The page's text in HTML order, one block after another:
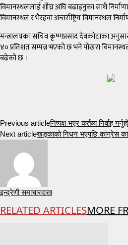
विमानस्थललाई शीघ्र अघि बढाइनुका साथै
विमानस्थल र भैरहवा अन्तर्राष्ट्रिय विमानस्थल
मन्त्रालयका सचिव कृष्णप्रसाद देवकोटाका
४० प्रतिशत सम्पन्न भएको छ भने पोखरा
बढेको छ ।
Previous articleनिष्पक्ष भएर कर्तव्य निर्वाह
Next articleखड्काको निधन भएपछि कांग्रेस
इन्द्रेणी समाचारदाता
RELATED ARTICLESMORE